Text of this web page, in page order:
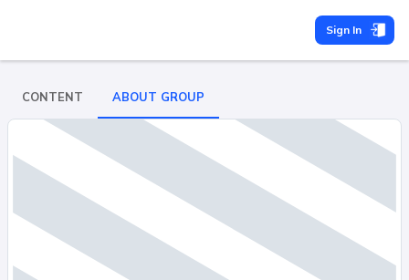
Sign In
CONTENT ABOUT GROUP